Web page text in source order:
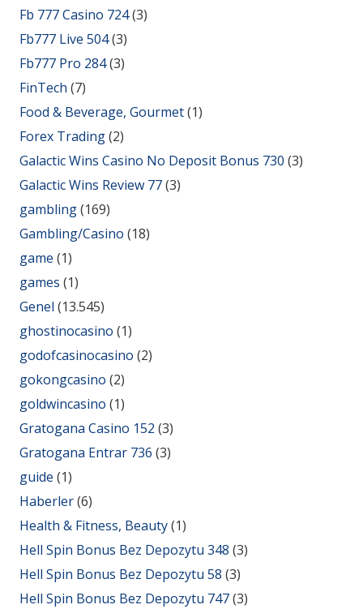
Fb 777 Casino 724(3)
Fb777 Live 504(3)
Fb777 Pro 284(3)
FinTech (7)
Food & Beverage, Gourmet(1)
Forex Trading(2)
Galactic Wins Casino No Deposit Bonus 730 (3)
Galactic Wins Review 77(3)
gambling(169)
Gambling/Casino (18)
game (1)
games (1)
Genel (13.545)
ghostinocasino (1)
godofcasinocasino (2)
gokongcasino (2)
goldwincasino (1)
Gratogana Casino 152 (3)
Gratogana Entrar 736 (3)
guide (1)
Haberler(6)
Health & Fitness, Beauty(1)
Hell Spin Bonus Bez Depozytu 348 (3)
Hell Spin Bonus Bez Depozytu 58 (3)
Hell Spin Bonus Bez Depozytu 747(3)